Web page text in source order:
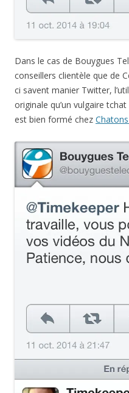
Dans le cas de Bouygues
conseillers clientèle que de
ci savent manier Twitter,
originale qu’un vulgaire
est bien formé chez